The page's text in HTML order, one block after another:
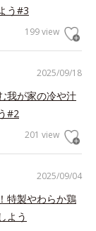
う#3
199 view
2025/09/18
我が家の冷や汁
#2
201 view
2025/09/04
特製やわらか鶏
よう